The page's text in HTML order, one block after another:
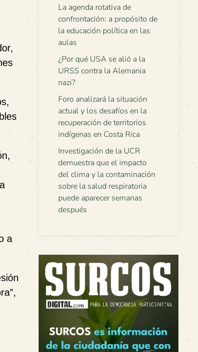
a
La agenda rotativa de
confrontación: a propósito de
la educación política en las
aulas
¿Por qué USA se alió a la
URSS contra la Alemania
nazi?
Foro analizará la situación
actual y los desafíos en la
recuperación de territorios
indígenas en Costa Rica
Investigación de la UCR
demuestra que el impacto
del clima y la contaminación
sobre la salud respiratoria
puede aparecer semanas
después